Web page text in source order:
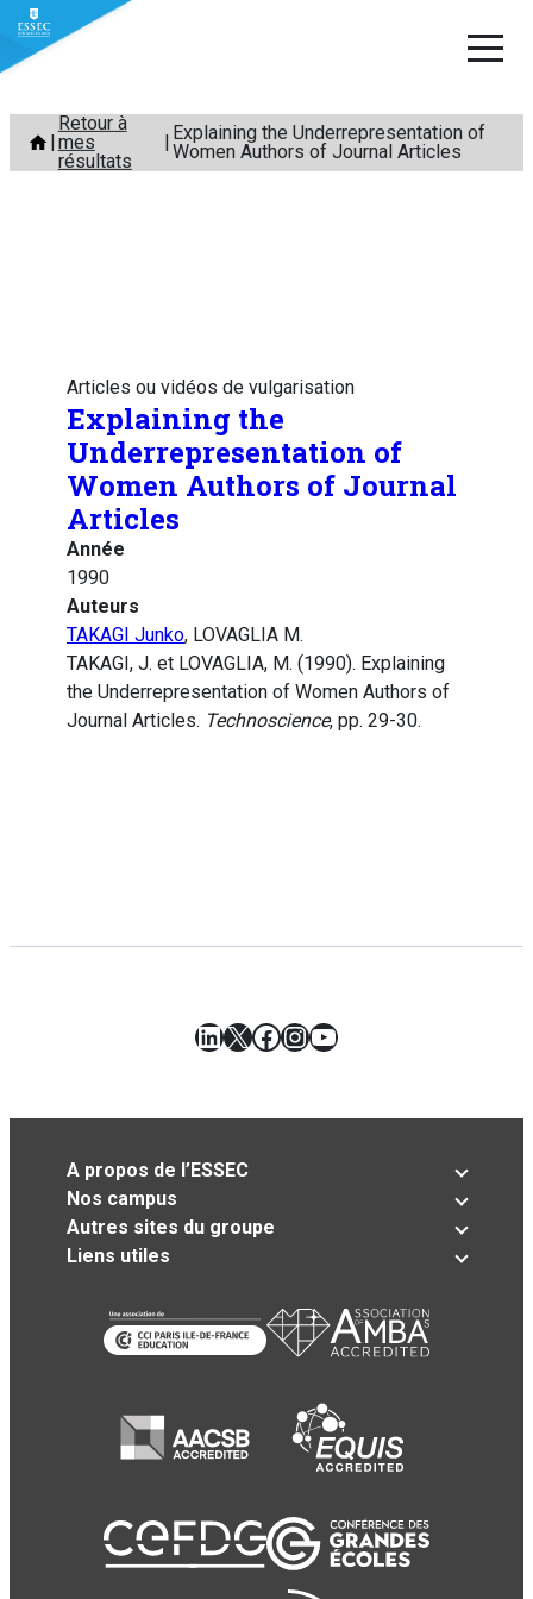
Aller
contenu
Retour à
mes
résultats
Explaining the Underrepresentation of
Women Authors of Journal Articles
Articles ou vidéos de vulgarisation
Explaining the
Underrepresentation of
Women Authors of Journal
Articles
Année
1990
Auteurs
TAKAGI Junko, LOVAGLIA M.
TAKAGI, J. et LOVAGLIA, M. (1990). Explaining
the Underrepresentation of Women Authors of
Journal Articles. Technoscience, pp. 29-30.
LinkedIn
X Facebook
Instagram
YouTube
A propos de l’ESSEC
Nos campus
Autres sites du groupe
Liens utiles